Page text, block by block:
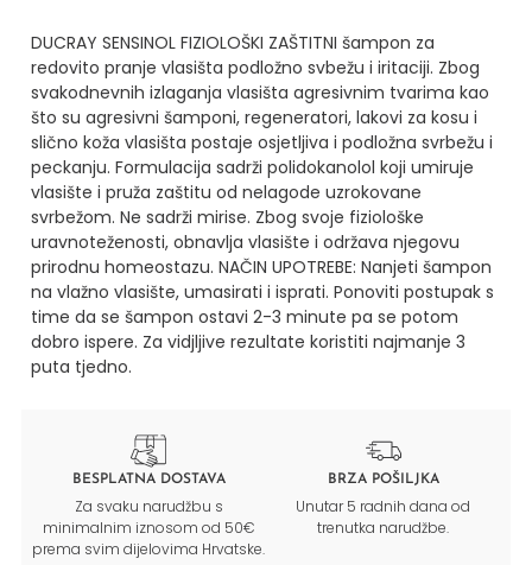
DUCRAY SENSINOL FIZIOLOŠKI ZAŠTITNI šampon za
redovito pranje vlasišta podložno svbežu i iritaciji. Zbog
svakodnevnih izlaganja vlasišta agresivnim tvarima kao
što su agresivni šamponi, regeneratori, lakovi za kosu i
slično koža vlasišta postaje osjetljiva i podložna svrbežu i
peckanju. Formulacija sadrži polidokanolol koji umiruje
vlasište i pruža zaštitu od nelagode uzrokovane
svrbežom. Ne sadrži mirise. Zbog svoje fiziološke
uravnoteženosti, obnavlja vlasište i održava njegovu
prirodnu homeostazu. NAČIN UPOTREBE: Nanjeti šampon
na vlažno vlasište, umasirati i isprati. Ponoviti postupak s
time da se šampon ostavi 2-3 minute pa se potom
dobro ispere. Za vidjljive rezultate koristiti najmanje 3
puta tjedno.
BESPLATNA DOSTAVA
Za svaku narudžbu s
minimalnim iznosom od 50€
prema svim dijelovima Hrvatske.
BRZA POŠILJKA
Unutar 5 radnih dana od
trenutka narudžbe.